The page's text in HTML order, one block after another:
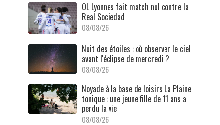
OL Lyonnes fait match nul contre la
Real Sociedad
08/08/26
Nuit des étoiles : où observer le ciel
avant l'éclipse de mercredi ?
08/08/26
Noyade à la base de loisirs La Plaine
tonique : une jeune fille de 11 ans a
perdu la vie
08/08/26